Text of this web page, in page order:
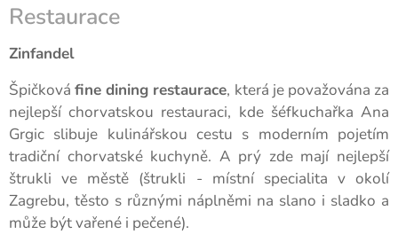
Restaurace
Zinfandel
Špičkováfine dining restaurace, která je považována za
nejlepší chorvatskou restauraci, kde šéfkuchařka Ana
Grgic slibuje kulinářskou cestu s moderním pojetím
tradiční chorvatské kuchyně. A prý zde mají nejlepší
štrukli ve městě (štrukli - místní specialita v okolí
Zagrebu, těsto s různými náplněmi na slano i sladko a
může být vařené i pečené).